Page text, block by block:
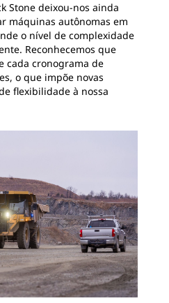
Stone deixou-nos ainda
máquinas autônomas em
o nível de complexidade
Reconhecemos que
cada cronograma de
o que impõe novas
flexibilidade à nossa